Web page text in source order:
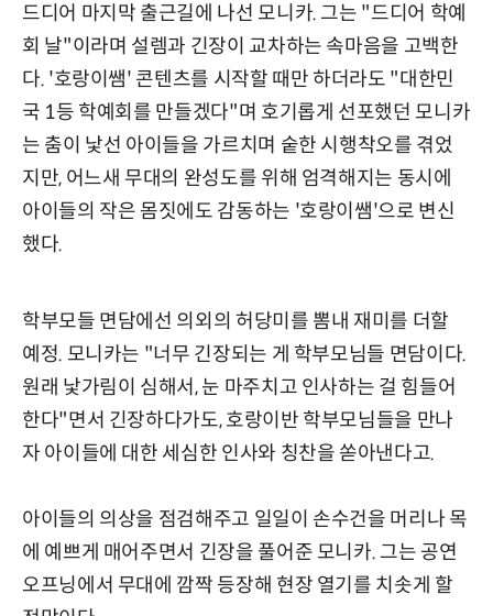
드디어 마지막 출근길에 나선 모니카. 그는 "드디어 학예
회 날"이라며 설렘과 긴장이 교차하는 속마음을 고백한
다. '호랑이쌤' 콘텐츠를 시작할 때만 하더라도 "대한민
국 1등 학예회를 만들겠다"며 호기롭게 선포했던 모니카
는 춤이 낯선 아이들을 가르치며 숱한 시행착오를 겪었
지만, 어느새 무대의 완성도를 위해 엄격해지는 동시에
아이들의 작은 몸짓에도 감동하는 '호랑이쌤'으로 변신
했다.
학부모들 면담에선 의외의 허당미를 뽐내 재미를 더할
예정. 모니카는 "너무 긴장되는 게 학부모님들 면담이다.
원래 낯가림이 심해서, 눈 마주치고 인사하는 걸 힘들어
한다"면서 긴장하다가도, 호랑이반 학부모님들을 만나
자 아이들에 대한 세심한 인사와 칭찬을 쏟아낸다고.
아이들의 의상을 점검해주고 일일이 손수건을 머리나 목
에 예쁘게 매어주면서 긴장을 풀어준 모니카. 그는 공연
오프닝에서 무대에 깜짝 등장해 현장 열기를 치솟게 할